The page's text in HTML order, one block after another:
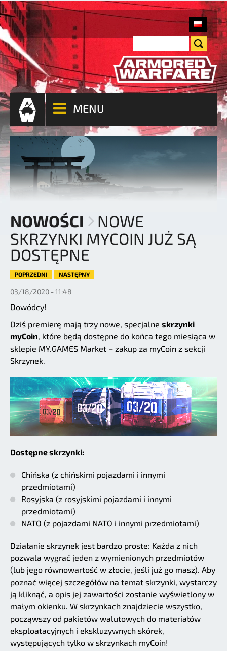
MENU
NOWOŚCI
NOWE
SKRZYNKI MYCOIN JUŻ SĄ
DOSTĘPNE
POPRZEDNI NASTĘPNY
03/18/2020 - 11:48
Dowódcy!
Dziś premierę mają trzy nowe, specjalne skrzynki
myCoin, które będą dostępne do końca tego miesiąca w
sklepie MY.GAMES Market – zakup za myCoin z sekcji
Skrzynek.
Dostępne skrzynki:
Chińska (z chińskimi pojazdami i innymi
przedmiotami)
Rosyjska (z rosyjskimi pojazdami i innymi
przedmiotami)
NATO (z pojazdami NATO i innymi przedmiotami)
Działanie skrzynek jest bardzo proste: Każda z nich
pozwala wygrać jeden z wymienionych przedmiotów
(lub jego równowartość w złocie, jeśli już go masz). Aby
poznać więcej szczegółów na temat skrzynki, wystarczy
ją kliknąć, a opis jej zawartości zostanie wyświetlony w
małym okienku. W skrzynkach znajdziecie wszystko,
począwszy od pakietów walutowych do materiałów
eksploatacyjnych i ekskluzywnych skórek,
występujących tylko w skrzynkach myCoin!